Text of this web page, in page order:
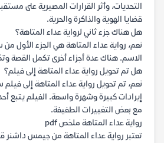
التحديات، وأثر القرارات المصيرية على
قضايا الهوية والذاكرة والحرية.
هل هناك جزء ثاني لرواية عداء المتاهة؟
نعم، رواية عداء المتاهة هي الجزء الأول
الاسم. هناك عدة أجزاء أخرى تكمل القصة
هل تم تحويل رواية عداء المتاهة إلى فيلم؟
نعم، تم تحويل رواية عداء المتاهة إلى
إيرادات كبيرة وشهرة واسعة. الفيلم يتبع
مع بعض التغييرات الطفيفة.
رواية عداء المتاهة ملخص pdf
تعتبر رواية عداء المتاهة من جيمس داشنر